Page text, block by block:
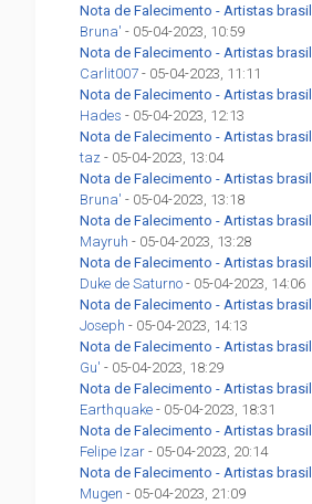
Nota de Falecimento - Artistas
Bruna' - 05-04-2023, 10:59
Nota de Falecimento - Artistas
Carlit007 - 05-04-2023, 11:11
Nota de Falecimento - Artistas
Hades - 05-04-2023, 12:13
Nota de Falecimento - Artistas
taz - 05-04-2023, 13:04
Nota de Falecimento - Artistas
Bruna' - 05-04-2023, 13:18
Nota de Falecimento - Artistas
Mayruh - 05-04-2023, 13:28
Nota de Falecimento - Artistas
Duke de Saturno - 05-04-2023, 14:06
Nota de Falecimento - Artistas
Joseph - 05-04-2023, 14:13
Nota de Falecimento - Artistas
Gu' - 05-04-2023, 18:29
Nota de Falecimento - Artistas
Earthquake - 05-04-2023, 18:31
Nota de Falecimento - Artistas
Felipe Izar - 05-04-2023, 20:14
Nota de Falecimento - Artistas
Mugen - 05-04-2023, 21:09